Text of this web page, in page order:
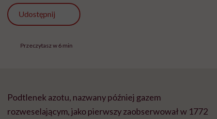
Udostępnij
Przeczytasz w 6 min
Podtlenek azotu, nazwany później gazem
rozweselającym, jako pierwszy zaobserwował w 1772